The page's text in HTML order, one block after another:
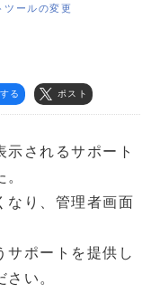
ツールの変更
る ポスト
されるサポート
なり、管理者画面
サポートを提供し
い。